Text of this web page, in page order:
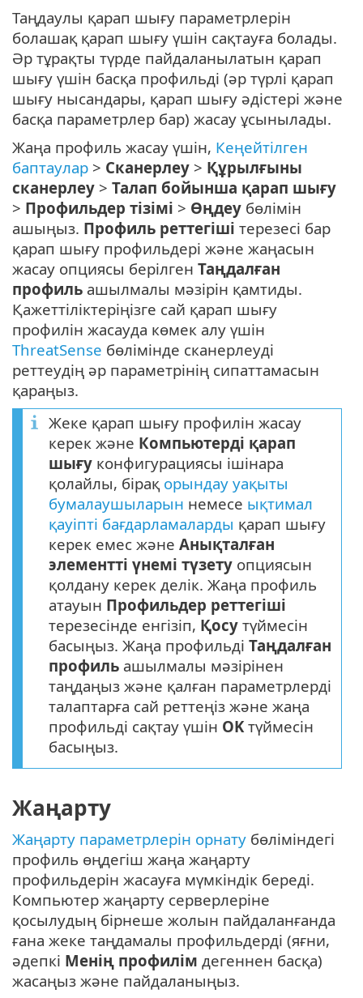
Таңдаулы қарап шығу параметрлерін
болашақ қарап шығу үшін сақтауға болады.
Әр тұрақты түрде пайдаланылатын қарап
шығу үшін басқа профильді (әр түрлі қарап
шығу нысандары, қарап шығу әдістері және
басқа параметрлер бар) жасау ұсынылады.
Жаңа профиль жасау үшін, Кеңейтілген
баптаулар > Сканерлеу > Құрылғыны
сканерлеу > Талап бойынша қарап шығу
> Профильдер тізімі > Өңдеу бөлімін
ашыңыз. Профиль реттегіші терезесі бар
қарап шығу профильдері және жаңасын
жасау опциясы берілген Таңдалған
профиль ашылмалы мәзірін қамтиды.
Қажеттіліктеріңізге сай қарап шығу
профилін жасауда көмек алу үшін
ThreatSense бөлімінде сканерлеуді
реттеудің әр параметрінің сипаттамасын
қараңыз.
Жеке қарап шығу профилін жасау
керек және Компьютерді қарап
шығу конфигурациясы ішінара
қолайлы, бірақ орындау уақыты
бумалаушыларын немесе ықтимал
қауіпті бағдарламаларды қарап шығу
керек емес және Анықталған
элементті үнемі түзету опциясын
қолдану керек делік. Жаңа профиль
атауын Профильдер реттегіші
терезесінде енгізіп, Қосу түймесін
басыңыз. Жаңа профильді Таңдалған
профиль ашылмалы мәзірінен
таңдаңыз және қалған параметрлерді
талаптарға сай реттеңіз және жаңа
профильді сақтау үшін OK түймесін
басыңыз.
Жаңарту
Жаңарту параметрлерін орнату бөліміндегі
профиль өңдегіш жаңа жаңарту
профильдерін жасауға мүмкіндік береді.
Компьютер жаңарту серверлеріне
қосылудың бірнеше жолын пайдаланғанда
ғана жеке таңдамалы профильдерді (яғни,
әдепкі Менің профилім дегеннен басқа)
жасаңыз және пайдаланыңыз.